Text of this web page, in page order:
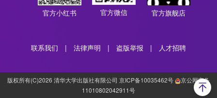
官方小红书 官方微信 官方旗舰店
联系我们 | 法律声明 | 盗版举报 | 人才招聘
版权所有(C)2026 清华大学出版社有限公司 京ICP备10035462号
京公网安备
11010802042911号